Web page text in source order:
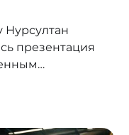
презентация
помощи